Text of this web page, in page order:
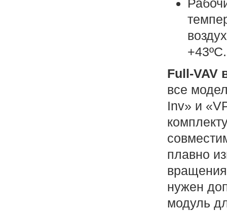
+43ºС.
Full-VAV
все
Inv» и
плавно
нужен
модуль